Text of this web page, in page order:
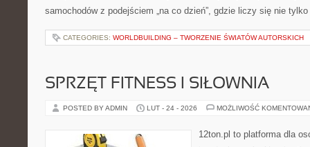
samochodów z podejściem „na co dzień”, gdzie liczy się nie
CATEGORIES: WORLDBUILDING – TWORZENIE ŚWIATÓW AUTORSKICH
SPRZĘT FITNESS I SIŁOWNIA
POSTED BY ADMIN LUT - 24 - 2026 MOŻLIWOŚĆ
12ton.pl to platforma dla